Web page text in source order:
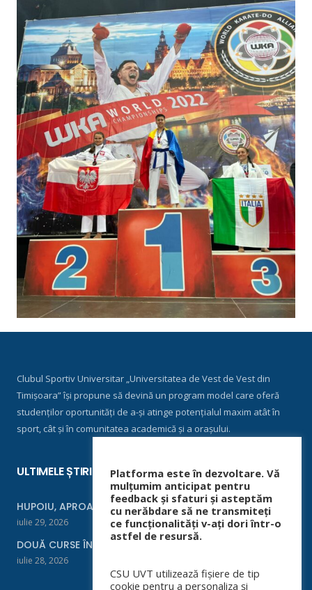
Clubul Sportiv Universitar „Universitatea de Vest de Vest din
Timișoara” își propune să devină un program model care oferă
studenților oportunități de a-și atinge potențialul maxim atât în
sport, cât și în comunitatea academică și a orașului.
ULTIMELE ȘTIRI
HUPOIU, APROAPE DE FINALĂ LA ORADEA
iulie 29, 2026
DOUĂ CURSE ÎNTR-UN WEEKEND
iulie 28, 2026
Platforma este în dezvoltare. Vă
mulțumim anticipat pentru
feedback și sfaturi și asteptăm
cu nerăbdare să ne transmiteți
ce funcționalități v-ați dori într-o
astfel de resursă.
CSU UVT utilizează fișiere de tip
cookie pentru a personaliza și